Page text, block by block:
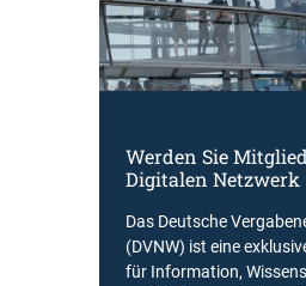
Werden Sie
Digitalen Netzwerk
Das Deutsche
(DVNW) ist eine
für Information,